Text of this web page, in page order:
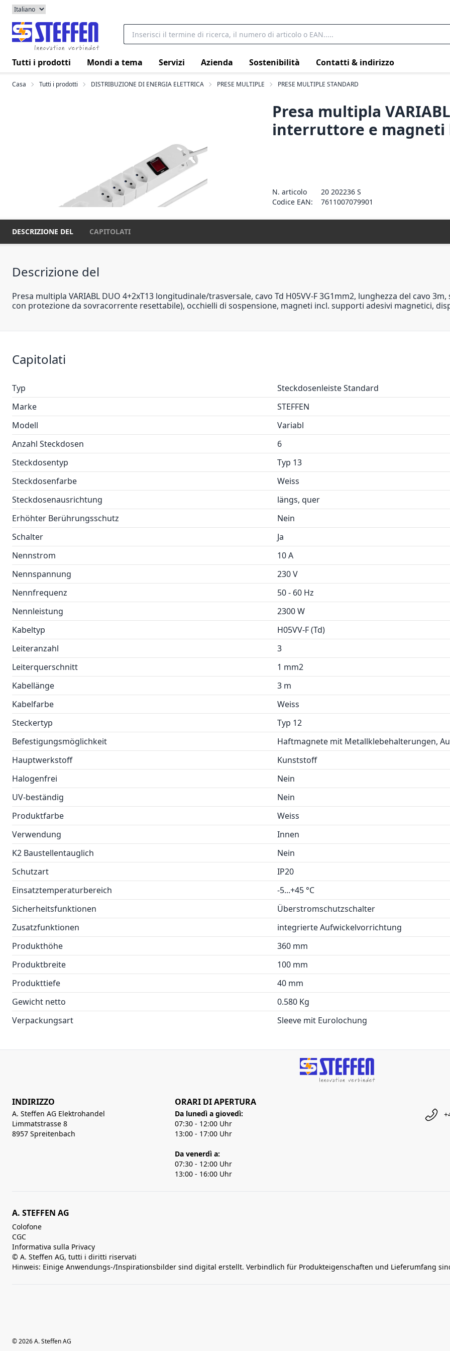
Tutti i prodotti Mondi a tema Servizi Azienda Sostenibilità Contatti & indirizzo
Casa Tutti i prodotti DISTRIBUZIONE DI ENERGIA ELETTRICA PRESE MULTIPLE PRESE MULTIPLE STANDARD
Presa multipla
interruttore e magneti
N. articolo
20 202236 S
Codice EAN:
7611007079901
DESCRIZIONE DEL CAPITOLATI
Descrizione del
Presa multipla VARIABL DUO 4+2xT13 longitudinale/trasversale, cavo Td H05VV-F 3G1mm2, lunghezza del cavo
con protezione da sovracorrente resettabile), occhielli di sospensione, magneti incl. supporti adesivi magnetici,
Capitolati
Typ
Steckdosenleiste Standard
Marke
STEFFEN
Modell
Variabl
Anzahl Steckdosen
6
Steckdosentyp
Typ 13
Steckdosenfarbe
Weiss
Steckdosenausrichtung
längs, quer
Erhöhter Berührungsschutz
Nein
Schalter
Ja
Nennstrom
10 A
Nennspannung
230 V
Nennfrequenz
50 - 60 Hz
Nennleistung
2300 W
Kabeltyp
H05VV-F (Td)
Leiteranzahl
3
Leiterquerschnitt
1 mm2
Kabellänge
3 m
Kabelfarbe
Weiss
Steckertyp
Typ 12
Befestigungsmöglichkeit
Haftmagnete mit Metallklebehalterungen,
Hauptwerkstoff
Kunststoff
Halogenfrei
Nein
UV-beständig
Nein
Produktfarbe
Weiss
Verwendung
Innen
K2 Baustellentauglich
Nein
Schutzart
IP20
Einsatztemperaturbereich
-5...+45 °C
Sicherheitsfunktionen
Überstromschutzschalter
Zusatzfunktionen
integrierte Aufwickelvorrichtung
Produkthöhe
360 mm
Produktbreite
100 mm
Produkttiefe
40 mm
Gewicht netto
0.580 Kg
Verpackungsart
Sleeve mit Eurolochung
INDIRIZZO
A. Steffen AG Elektrohandel
Limmatstrasse 8
8957 Spreitenbach
ORARI DI APERTURA
Da lunedì a giovedì:
07:30 - 12:00 Uhr
13:00 - 17:00 Uhr
Da venerdì a:
07:30 - 12:00 Uhr
13:00 - 16:00 Uhr
A. STEFFEN AG
Colofone
CGC
Informativa sulla Privacy
© A. Steffen AG, tutti i diritti riservati
Hinweis: Einige Anwendungs-/Inspirationsbilder sind digital erstellt. Verbindlich für Produkteigenschaften und Lieferumfang
© 2026 A. Steffen AG